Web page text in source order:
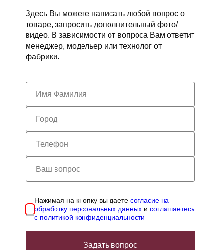
Здесь Вы можете написать любой вопрос о
товаре, запросить дополнительный фото/
видео. В зависимости от вопроса Вам ответит
менеджер, модельер или технолог от
фабрики.
Нажимая на кнопку вы даетесогласие на
обработку персональных данных исоглашаетесь
с политикой конфиденциальности
Задать вопрос